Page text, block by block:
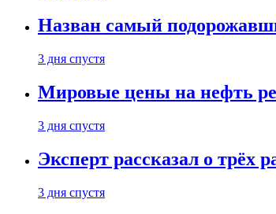
Назван самый
3 дня спустя
Мировые цены на нефть
3 дня спустя
Эксперт рассказал о трёх
3 дня спустя